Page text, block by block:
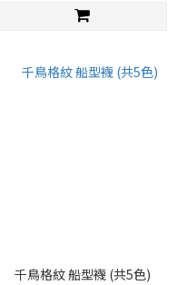
千鳥格紋 船型襪 (共5色)